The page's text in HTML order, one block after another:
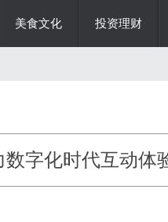
美食文化 投资理财
字化时代互动体